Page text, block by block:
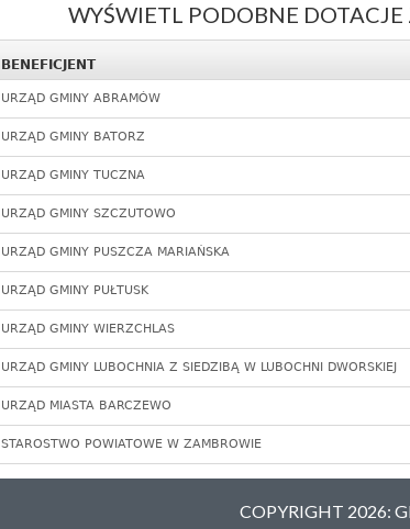
WYŚWIETL PODOBNE
BENEFICJENT
URZĄD GMINY ABRAMÓW
URZĄD GMINY BATORZ
URZĄD GMINY TUCZNA
URZĄD GMINY SZCZUTOWO
URZĄD GMINY PUSZCZA MARIAŃSKA
URZĄD GMINY PUŁTUSK
URZĄD GMINY WIERZCHLAS
URZĄD GMINY LUBOCHNIA Z SIEDZIBĄ W LUBOCHNI DWORSKIEJ
URZĄD MIASTA BARCZEWO
STAROSTWO POWIATOWE W ZAMBROWIE
COPYRIGHT 2026: